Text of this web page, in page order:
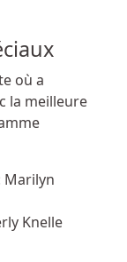
où a
la meilleure
Marilyn
Knelle